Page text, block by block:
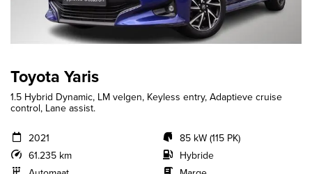
Toyota Yaris
1.5 Hybrid Dynamic, LM velgen, Keyless entry, Adaptieve cruise
control, Lane assist.
2021
61.235 km
85 kW (115 PK)
Hybride